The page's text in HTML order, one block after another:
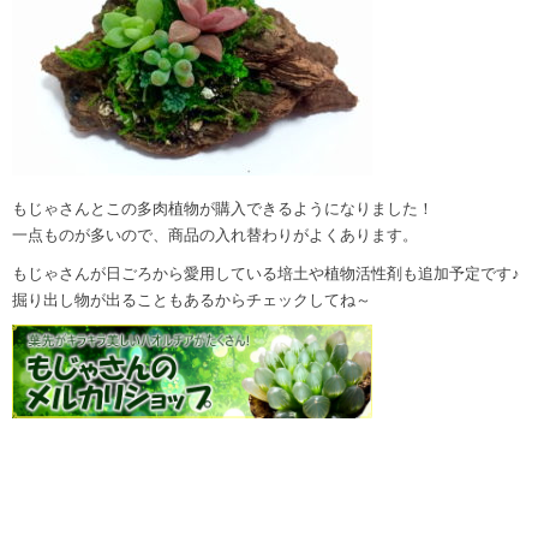
もじゃさんとこの多肉植物が購入できるようになりました！
一点ものが多いので、商品の入れ替わりがよくあります。
もじゃさんが日ごろから愛用している培土や植物活性剤も追加予定です♪
掘り出し物が出ることもあるからチェックしてね～